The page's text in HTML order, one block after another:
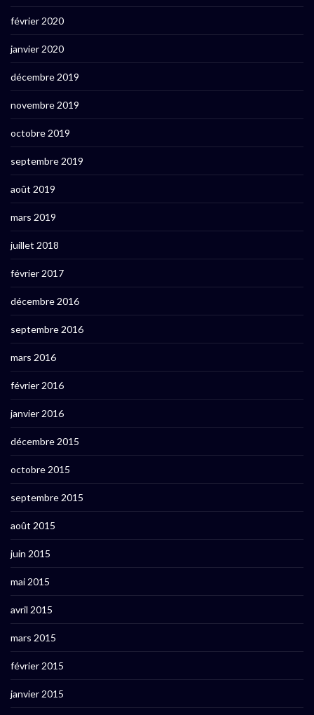
février 2020
janvier 2020
décembre 2019
novembre 2019
octobre 2019
septembre 2019
août 2019
mars 2019
juillet 2018
février 2017
décembre 2016
septembre 2016
mars 2016
février 2016
janvier 2016
décembre 2015
octobre 2015
septembre 2015
août 2015
juin 2015
mai 2015
avril 2015
mars 2015
février 2015
janvier 2015